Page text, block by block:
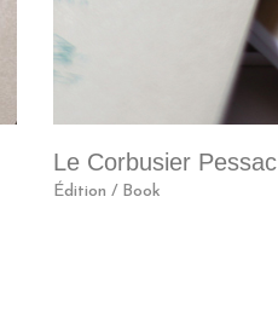
Le Corbusier Pessac
Édition / Book